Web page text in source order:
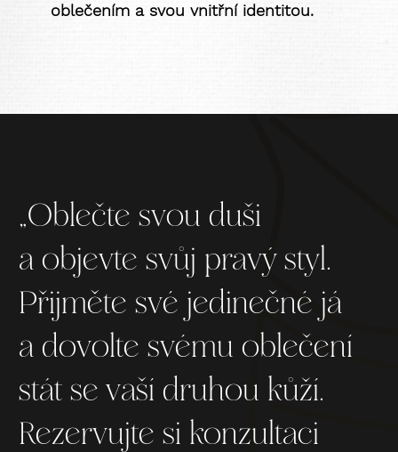
oblečením a svou vnitřní identitou.
„Oblečte svou duši
a objevte svůj pravý styl.
Přijměte své jedinečné já
a dovolte svému oblečení
stát se vaší druhou kůží.
Rezervujte si konzultaci